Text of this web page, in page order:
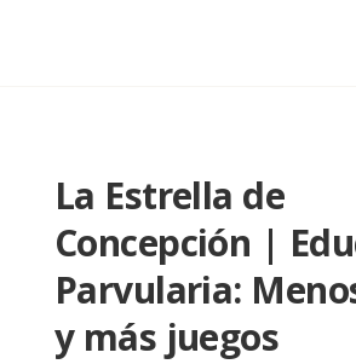
La Estrella de
Concepción |
Parvularia:
y más juegos